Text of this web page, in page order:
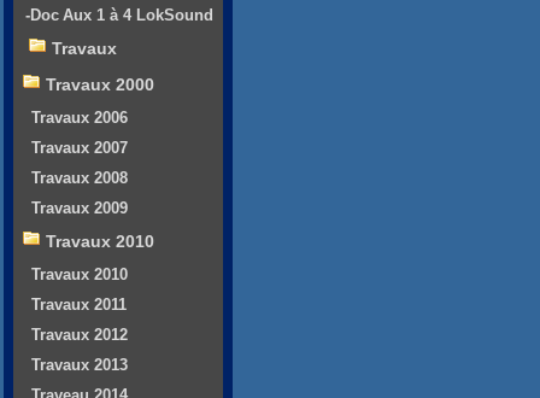
-Doc Aux 1 à 4 LokSound
Travaux
Travaux 2000
Travaux 2006
Travaux 2007
Travaux 2008
Travaux 2009
Travaux 2010
Travaux 2010
Travaux 2011
Travaux 2012
Travaux 2013